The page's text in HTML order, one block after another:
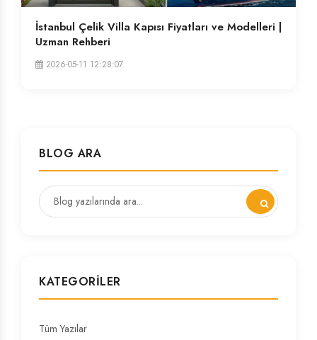
İstanbul Çelik Villa Kapısı Fiyatları ve Modelleri |
Uzman Rehberi
2026-05-11 12:28:07
BLOG ARA
KATEGORILER
Tüm Yazılar